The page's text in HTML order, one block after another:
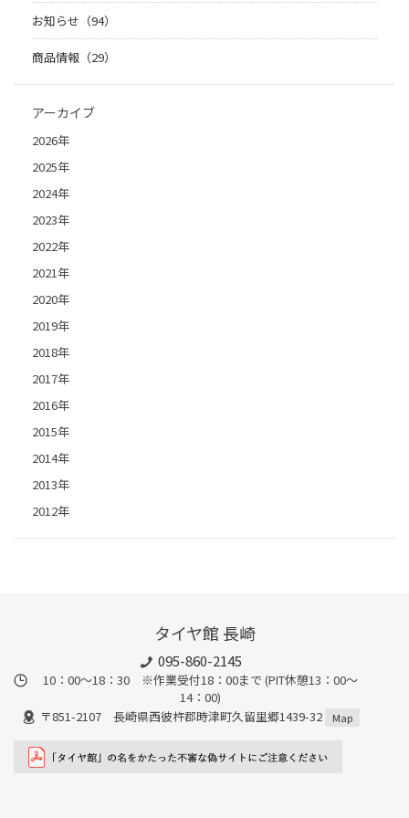
お知らせ（94）
商品情報（29）
アーカイブ
2026年
2025年
2024年
2023年
2022年
2021年
2020年
2019年
2018年
2017年
2016年
2015年
2014年
2013年
2012年
タイヤ館 長崎
095-860-2145
10：00～18：30 ※作業受付18：00まで (PIT休憩13：00～
14：00)
〒851-2107 長崎県西彼杵郡時津町久留里郷1439-32
Map